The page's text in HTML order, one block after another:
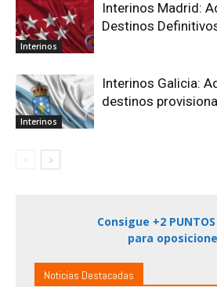
Interinos
Interinos Madrid:
Destinos
Interinos
Interinos Galicia:
destinos
Consigue +2 PUNTOS
para
Noticias Destacadas